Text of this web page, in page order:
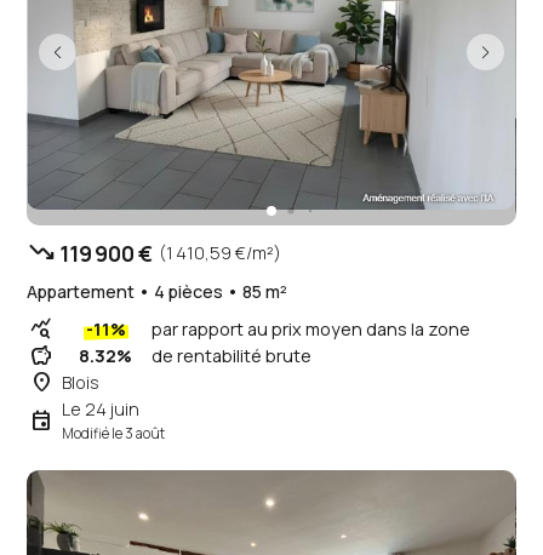
trending_down 119 900 € (1 410,59 €/m²)
Appartement • 4 pièces • 85 m²
query_stats -11% par rapport au prix moyen dans la zone
savings 8.32% de rentabilité brute
place Blois
event Le 24 juin
Modifié le 3 août